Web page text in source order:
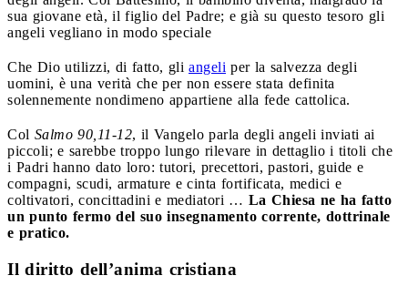
sua giovane età, il figlio del Padre; e già su questo tesoro gli
angeli vegliano in modo speciale
Che Dio utilizzi, di fatto, gli angeli per la salvezza degli
uomini, è una verità che per non essere stata definita
solennemente nondimeno appartiene alla fede cattolica.
Col Salmo 90,11-12, il Vangelo parla degli angeli inviati ai
piccoli; e sarebbe troppo lungo rilevare in dettaglio i titoli che
i Padri hanno dato loro: tutori, precettori, pastori, guide e
compagni, scudi, armature e cinta fortificata, medici e
coltivatori, concittadini e mediatori … La Chiesa ne ha fatto
un punto fermo del suo insegnamento corrente, dottrinale
e pratico.
Il diritto dell’anima cristiana